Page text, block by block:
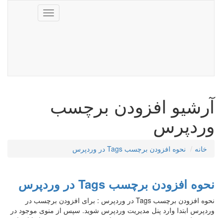
Toggle
navigation
آرشیو افزودن برچسب
وردپرس
خانه نحوه افزودن برچسب Tags در وردپرس
نحوه افزودن برچسب Tags در وردپرس
نحوه افزودن برچسب Tags در وردپرس : برای افزودن برچسب در
وردپرس ابتدا وارد پنل مدیریت وردپرس شوید. سپس از منوی موجود در